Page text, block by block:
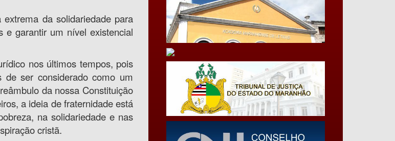
da solidariedade para
e garantir um nível existencial
nos últimos tempos, pois
de ser considerado como um
da nossa Constituição
a ideia de fraternidade está
na solidariedade e nas
cristã.